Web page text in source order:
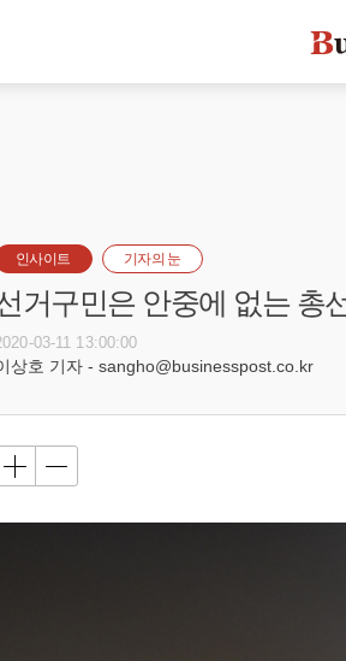
인사이트 기자의 눈
거구민은 안중에 없는 총
03-11 13:00:00
상호 기자 - sangho@businesspost.co.kr